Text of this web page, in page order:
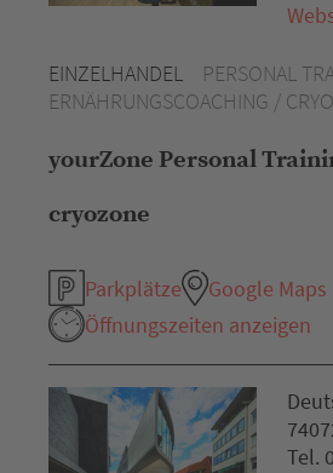
EINZELHANDEL
PERSONAL
ERNÄHRUNGSCOACHING /
yourZone Personal
cryozone
Parkplätze
Google Maps
Öffnungszeiten anzeigen
Tel.